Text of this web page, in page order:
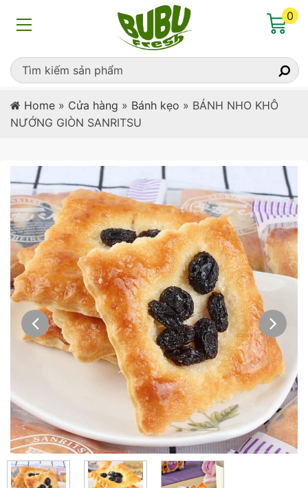
0
Home » Cửa hàng » Bánh kẹo » BÁNH NHO KHÔ
NƯỚNG GIÒN SANRITSU